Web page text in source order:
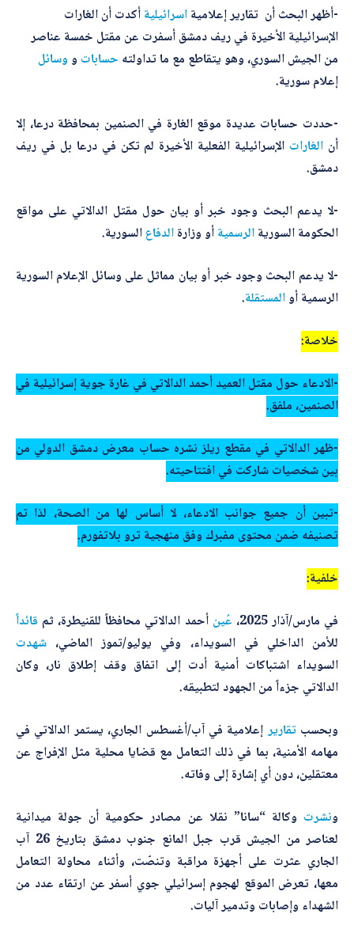
-أظهر البحث أن تقارير إعلاميةاسرائيليةأكدت أن الغارات
الإسرائيلية الأخيرة في ريف دمشق أسفرت عن مقتل خمسة عناصر
من الجيش السوري، وهو يتقاطع مع ما تداولته حسابات و وسائل
إعلام سورية.
-حددت حسابات عديدة موقع الغارة في الصنمين بمحافظة درعا، إلا
أن الغارات الإسرائيلية الفعلية الأخيرة لم تكن في درعا بل في ريف
دمشق.
-لا يدعم البحث وجود خبر أو بيان حول مقتل الدالاتي على مواقع
الحكومة السوريةالرسميةأو وزارةالدفاعالسورية.
-لا يدعم البحث وجود خبر أو بيان مماثل على وسائل الإعلام السورية
الرسمية أوالمستقلة.
خلاصة:
-الادعاء حول مقتل العميد أحمد الدالاتي في غارة جوية إسرائيلية في
الصنمين، ملفق.
-ظهر الدالاتي في مقطع ريلز نشره حساب معرض دمشق الدولي من
بين شخصيات شاركت في افتتاحيته.
-تبين أن جميع جوانب الادعاء، لا أساس لها من الصحة، لذا تم
تصنيفه ضمن محتوى مفبرك وفق منهجية ترو بلاتفورم.
خلفية:
في مارس/آذار 2025،
عُين أحمد الدالاتي محافظاً للقنيطرة، ثم قائداً
للأمن الداخلي في السويداء، وفي يوليو/تموز الماضي، شهدت
السويداء اشتباكات أمنية أدت إلى اتفاق وقف إطلاق نار، وكان
الدالاتي جزءاً من الجهود لتطبيقه.
وبحسب تقاريرإعلامية في آب/أغسطس الجاري، يستمر الدالاتي في
مهامه الأمنية، بما في ذلك التعامل مع قضايا محلية مثل الإفراج عن
معتقلين، دون أي إشارة إلى وفاته.
ونشرت وكالة “سانا” نقلا عن مصادر حكومية أن جولة ميدانية
لعناصر من الجيش قرب جبل المانع جنوب دمشق بتاريخ 26 آب
الجاري عثرت على أجهزة مراقبة وتنصّت، وأثناء محاولة التعامل
معها، تعرض الموقع لهجوم إسرائيلي جوي أسفر عن ارتقاء عدد من
الشهداء وإصابات وتدمير آليات.